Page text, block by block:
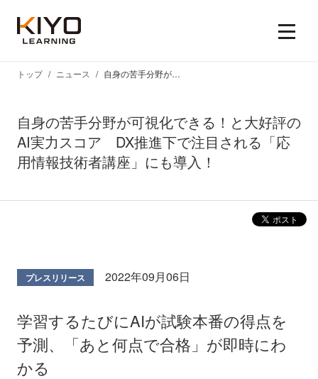
自身の苦手分野が可視化できる！と大好評の
AI実力スコア DX推進下で注目される「応
用情報技術者講座」にも導入！
トップ ニュース 自身の苦手分野が可視化できる！と大好評のAI実力スコア DX推進下で注目される「応用情報技術者講座」にも導入！
プレスリリース 2022年09月06日
学習するたびにAIが試験本番の得点を
予測、「あと何点で合格」が即時にわ
かる